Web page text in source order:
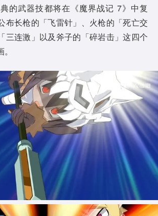
的武器技都将在《魔界战记 7》中复
布长枪的「飞雷针」、火枪的「死亡交
三连激」以及斧子的「碎岩击」这四个